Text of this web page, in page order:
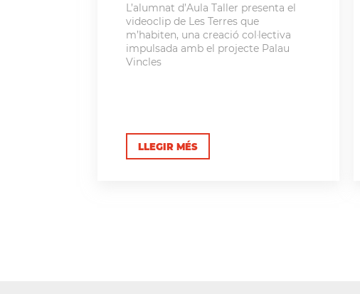
L’alumnat d’Aula Taller presenta el
videoclip de Les Terres que
m’habiten, una creació col·lectiva
impulsada amb el projecte Palau
Vincles
LLEGIR MÉS